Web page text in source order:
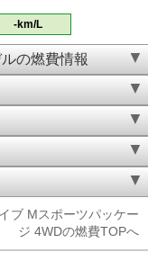
-km/L
の燃費情報
ブ Mスポーツパッケー
ジ 4WDの燃費TOPへ